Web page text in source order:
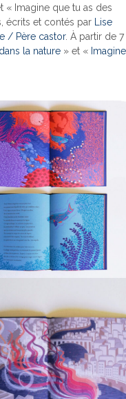
« Imagine que tu as des
écrits et contés par Lise
/ Père castor. À partir de 7
la nature » et « Imagine